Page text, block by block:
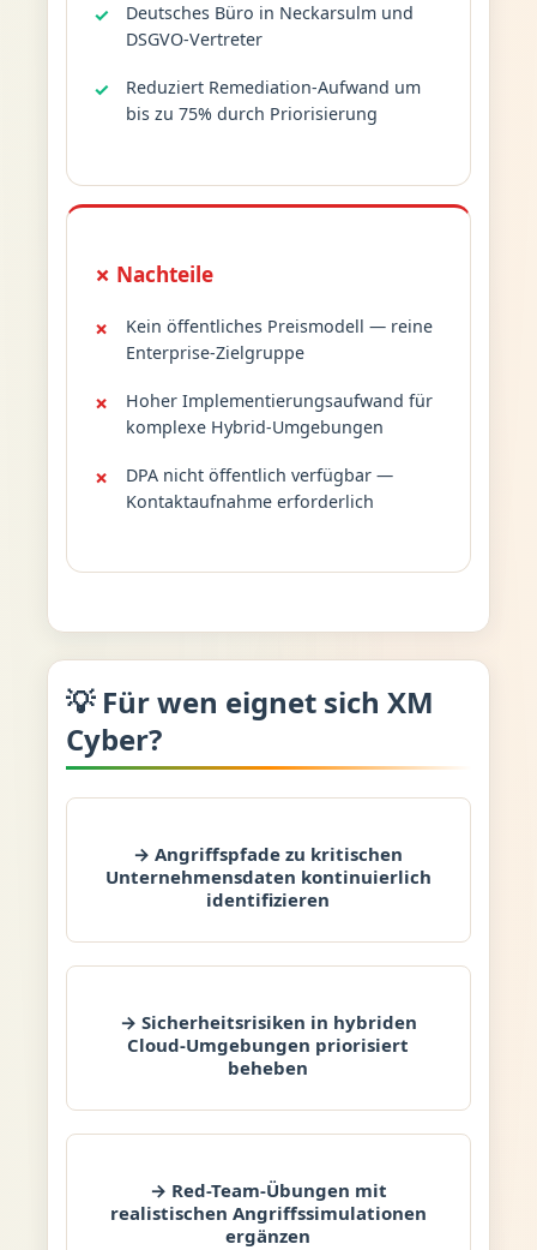
Deutsches Büro in Neckarsulm und
DSGVO-Vertreter
Reduziert Remediation-Aufwand um
bis zu 75% durch Priorisierung
✗ Nachteile
Kein öffentliches Preismodell — reine
Enterprise-Zielgruppe
Hoher Implementierungsaufwand für
komplexe Hybrid-Umgebungen
DPA nicht öffentlich verfügbar —
Kontaktaufnahme erforderlich
💡 Für wen eignet sich XM
Cyber?
→ Angriffspfade zu kritischen
Unternehmensdaten kontinuierlich
identifizieren
→ Sicherheitsrisiken in hybriden
Cloud-Umgebungen priorisiert
beheben
→ Red-Team-Übungen mit
realistischen Angriffssimulationen
ergänzen